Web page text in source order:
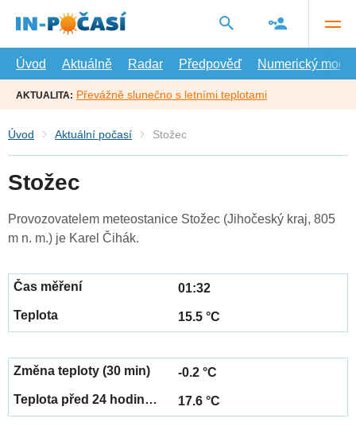
hlavní
Úvod
Aktuálně Radar Předpověď Numerický model
AKTUALITA: Převážně slunečno s letními teplotami
Úvod Aktuální počasí Stožec
Stožec
Provozovatelem meteostanice Stožec (Jihočeský kraj, 805
m n. m.) je Karel Čihák.
01:32
15.5 °C
-0.2 °C
17.6 °C